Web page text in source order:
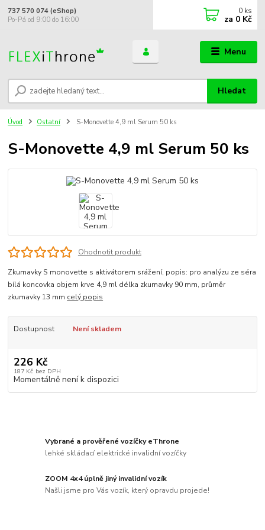
Menu
Hledat
737 570 074 (eShop)
Po-Pá od 9:00 do 16:00
0 ks
za 0 Kč
Úvod Ostatní S-Monovette 4,9 ml Serum 50 ks
S-Monovette 4,9 ml Serum 50 ks
Ohodnotit produkt
Zkumavky S monovette s aktivátorem srážení, popis: pro analýzu ze séra
bílá koncovka objem krve 4,9 ml délka zkumavky 90 mm, průměr
zkumavky 13 mm celý popis
Dostupnost Není skladem
226 Kč
187 Kč bez DPH
Momentálně není k dispozici
Vybrané a prověřené vozíčky eThrone
lehké skládací elektrické invalidní vozíčky
ZOOM 4x4 úplně jiný invalidní vozík
Našli jsme pro Vás vozík, který opravdu projede!